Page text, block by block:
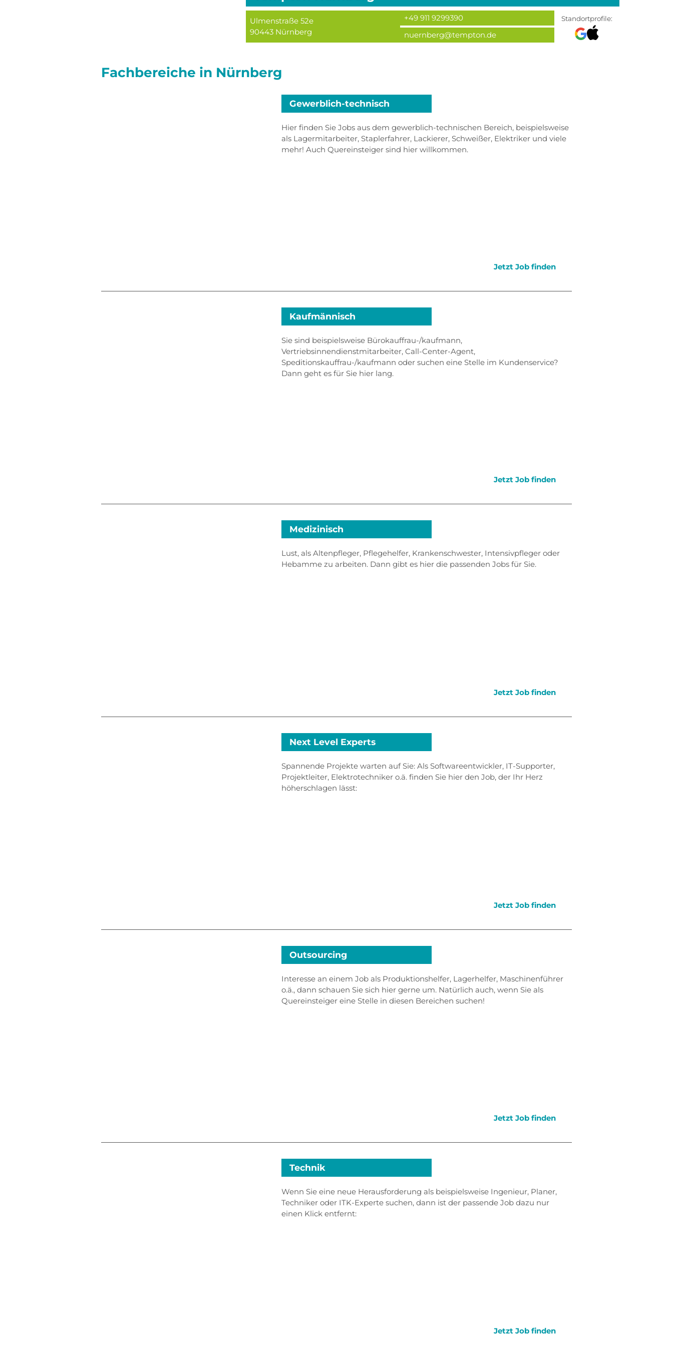
Ulmenstraße 52e
90443 Nürnberg
+49 911 9299390
nuernberg@tempton.de
Standortprofile:
Fachbereiche in Nürnberg
Gewerblich-technisch
Hier finden Sie Jobs aus dem gewerblich-technischen Bereich, beispielsweise
als Lagermitarbeiter, Staplerfahrer, Lackierer, Schweißer, Elektriker und viele
mehr! Auch Quereinsteiger sind hier willkommen.
Jetzt Job finden
Kaufmännisch
Sie sind beispielsweise Bürokauffrau-/kaufmann,
Vertriebsinnendienstmitarbeiter, Call-Center-Agent,
Speditionskauffrau-/kaufmann oder suchen eine Stelle im Kundenservice?
Dann geht es für Sie hier lang.
Jetzt Job finden
Medizinisch
Lust, als Altenpfleger, Pflegehelfer, Krankenschwester, Intensivpfleger oder
Hebamme zu arbeiten. Dann gibt es hier die passenden Jobs für Sie.
Jetzt Job finden
Next Level Experts
Spannende Projekte warten auf Sie: Als Softwareentwickler, IT-Supporter,
Projektleiter, Elektrotechniker o.ä. finden Sie hier den Job, der Ihr Herz
höherschlagen lässt:
Jetzt Job finden
Outsourcing
Interesse an einem Job als Produktionshelfer, Lagerhelfer, Maschinenführer
o.ä., dann schauen Sie sich hier gerne um. Natürlich auch, wenn Sie als
Quereinsteiger eine Stelle in diesen Bereichen suchen!
Jetzt Job finden
Technik
Wenn Sie eine neue Herausforderung als beispielsweise Ingenieur, Planer,
Techniker oder ITK-Experte suchen, dann ist der passende Job dazu nur
einen Klick entfernt:
Jetzt Job finden